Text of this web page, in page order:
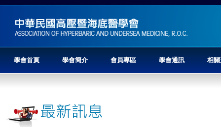
學會首頁 學會簡介 會員專區 學會通訊 相